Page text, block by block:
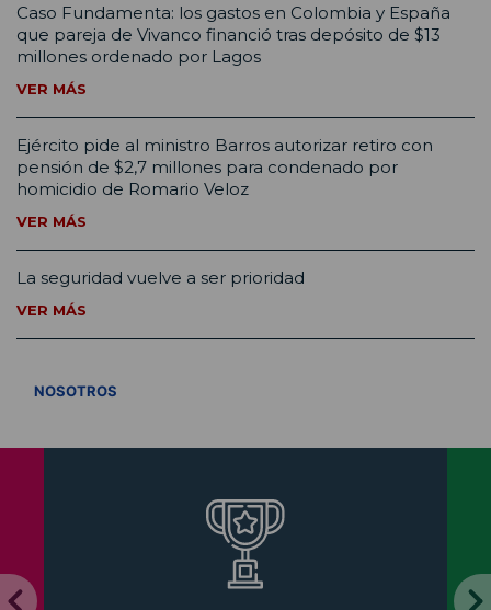
Caso Fundamenta: los gastos en Colombia y España
que pareja de Vivanco financió tras depósito de $13
millones ordenado por Lagos
VER MÁS
Ejército pide al ministro Barros autorizar retiro con
pensión de $2,7 millones para condenado por
homicidio de Romario Veloz
VER MÁS
La seguridad vuelve a ser prioridad
VER MÁS
NOSOTROS